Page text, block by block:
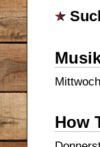
How